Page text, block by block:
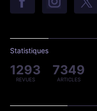
Statistiques
1293
REVUES
7349
ARTICLES